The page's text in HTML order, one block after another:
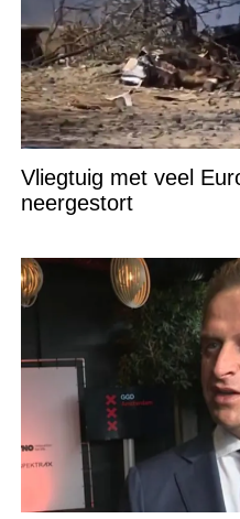
Vliegtuig met veel
neergestort